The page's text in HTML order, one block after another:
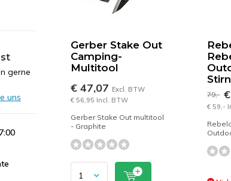
Gerber Stake Out
Camping-
Multitool
€ 47,07 Excl. BTW
€ 56,95 Incl. BTW
Gerber Stake Out multitool
- Graphite
79,-
€ 59,-
gerne
uns